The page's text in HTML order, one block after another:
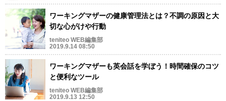
ワーキングマザーの健康管理法とは？不調の原因と大
切な心がけや行動
teniteo WEB編集部
2019.9.14 08:50
ワーキングマザーも英会話を学ぼう！時間確保のコツ
と便利なツール
teniteo WEB編集部
2019.9.13 12:50